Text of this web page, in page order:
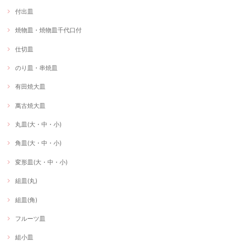
付出皿
焼物皿・焼物皿千代口付
仕切皿
のり皿・串焼皿
有田焼大皿
萬古焼大皿
丸皿(大・中・小)
角皿(大・中・小)
変形皿(大・中・小)
組皿(丸)
組皿(角)
フルーツ皿
組小皿